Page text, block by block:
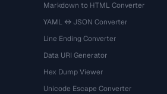
Markdown to HTML Converter
YAML ↔ JSON Converter
Line Ending Converter
Data URI Generator
Hex Dump Viewer
Unicode Escape Converter